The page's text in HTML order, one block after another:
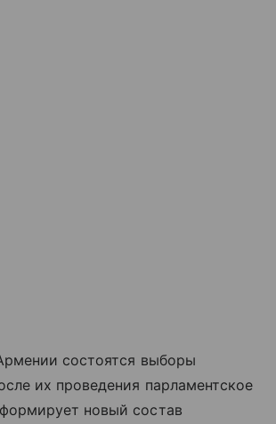
состоятся выборы
их проведения парламентское
новый состав